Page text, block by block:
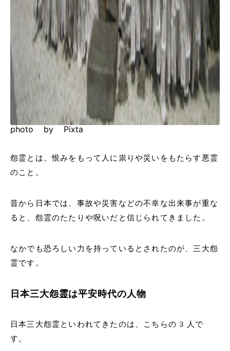
photo by Pixta
怨霊とは、恨みをもって人に祟りや災いをもたらす悪霊
のこと。
昔から日本では、事故や災害などの不幸な出来事が重な
ると、怨霊のたたりや呪いだと信じられてきました。
なかでも恐ろしい力を持っているとされたのが、三大怨
霊です。
日本三大怨霊は平安時代の人物
日本三大怨霊といわれてきたのは、こちらの3人で
す。